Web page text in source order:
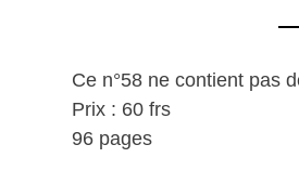
Ce n°58 ne contient pas
Prix : 60 frs
96 pages